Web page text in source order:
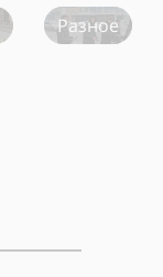
Разное